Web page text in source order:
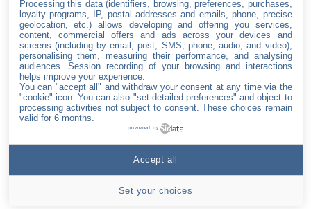
SUIVEZ L’EPITA
facebookinstagram
twitteryoutubelinkedintiktok
Accueil
À propos du
Processing this data (identifiers, browsing, preferences, purchases,
loyalty programs, IP, postal addresses and emails, phone, precise
geolocation, etc.) allows developing and offering you services,
content, commercial offers and ads across your devices and
screens (including by email, post, SMS, phone, audio, and video),
personalising them, measuring their performance, and analysing
audiences. Session recording of your browsing and interactions
helps improve your experience.
You can "accept all" and withdraw your consent at any time via the
"cookie" icon. You can also "set detailed preferences" and object to
processing activities not subject to consent. These choices remain
valid for 6 months.
powered by
Set your choices
Accept all